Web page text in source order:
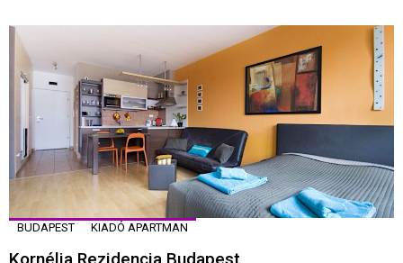
BUDAPEST KIADÓ APARTMAN
Kornélia Rezidencia Budapest